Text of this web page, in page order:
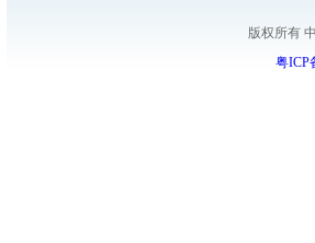
版权所有
粤ICP